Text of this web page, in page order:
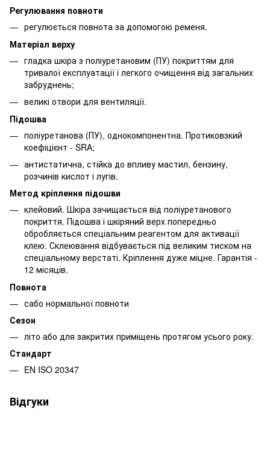
Регулювання повноти
регулюється повнота за допомогою ременя.
Матеріал верху
гладка шкіра з поліуретановим (ПУ) покриттям для
тривалої експлуатації і легкого очищення від загальних
забруднень;
великі отвори для вентиляції.
Підошва
поліуретанова (ПУ), однокомпонентна. Протиковзкий
коефіцієнт - SRA;
антистатична, стійка до впливу мастил, бензину,
розчинів кислот і лугів.
Метод кріплення підошви
клейовий. Шкіра зачищається від поліуретанового
покриття. Підошва і шкіряний верх попередньо
обробляється спеціальним реагентом для активації
клею. Склеювання відбувається під великим тиском на
спеціальному верстаті. Кріплення дуже міцне. Гарантія -
12 місяців.
Повнота
сабо нормальної повноти
Сезон
літо або для закритих приміщень протягом усього року.
Стандарт
EN ISO 20347
Відгуки